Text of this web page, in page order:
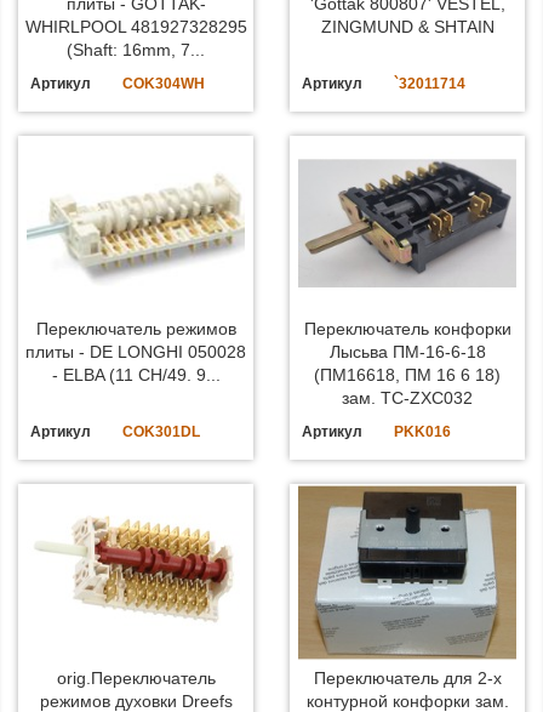
WHIRLPOOL 481927328295
(Shaft: 16mm, 7...
Артикул COK304WH
ZINGMUND & SHTAIN
Артикул `32011714
Переключатель режимов
плиты - DE LONGHI 050028
- ELBA (11 CH/49. 9...
Артикул COK301DL
Переключатель конфорки
Лысьва ПМ-16-6-18
(ПМ16618, ПМ 16 6 18)
зам. TC-ZXC032
Артикул PKK016
orig.Переключатель
режимов духовки Dreefs
Переключатель для 2-х
контурной конфорки зам.